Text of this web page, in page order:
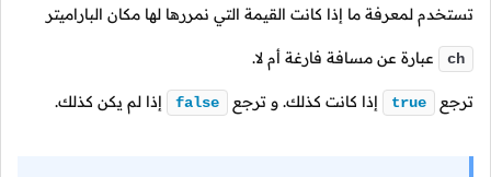
تستخدم لمعرفة ما إذا كانت القيمة التي نمررها لها مكان الباراميتر
ch عبارة عن مسافة فارغة أم لا.
ترجع true إذا كانت كذلك. و ترجع false إذا لم يكن كذلك.